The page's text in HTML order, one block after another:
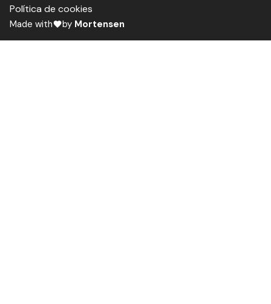
Política de cookies
Made with by Mortensen